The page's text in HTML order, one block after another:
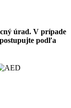
úrad. V prípade
podľa